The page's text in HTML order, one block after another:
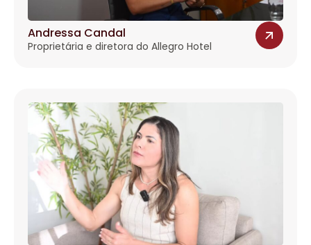
Andressa Candal
Proprietária e diretora do Allegro Hotel